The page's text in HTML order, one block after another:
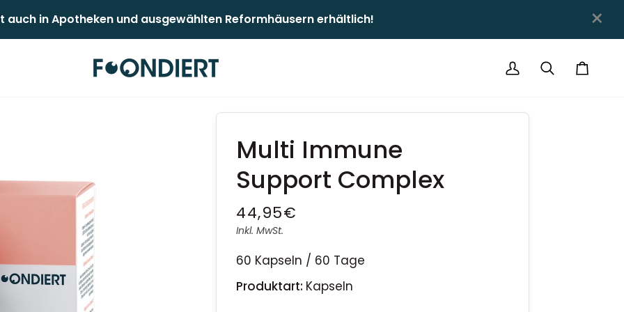
auch in Apotheken und ausgewählten Reformhäusern erhältlich!ㅤㅤ
Mein
Suchen
Multi Immune
Support Complex
44,95€
Inkl. MwSt.
60 Kapseln / 60 Tage
Produktart: Kapseln
×